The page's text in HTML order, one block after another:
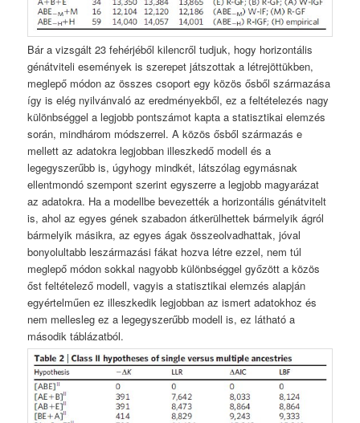
Bár a vizsgált 23 fehérjéből kilencről tudjuk, hogy horizontális
génátviteli események is szerepet játszottak a létrejöttükben,
meglepő módon az összes csoport egy közös ősből származása
így is elég nyilvánvaló az eredményekből, ez a feltételezés nagy
különbséggel a legjobb pontszámot kapta a statisztikai elemzés
során, mindhárom módszerrel. A közös ősből származás e
mellett az adatokra legjobban illeszkedő modell és a
legegyszerűbb is, úgyhogy mindkét, látszólag egymásnak
ellentmondó szempont szerint egyszerre a legjobb magyarázat
az adatokra. Ha a modellbe bevezették a horizontális génátvitelt
is, ahol az egyes gének szabadon átkerülhettek bármelyik ágról
bármelyik másikra, az egyes ágak összeolvadhattak, jóval
bonyolultabb leszármazási fákat hozva létre ezzel, nem túl
meglepő módon sokkal nagyobb különbséggel győzött a közös
őst feltételező modell, vagyis a statisztikai elemzés alapján
egyértelműen ez illeszkedik legjobban az ismert adatokhoz és
nem mellesleg ez a legegyszerűbb modell is, ez látható a
második táblázatból.